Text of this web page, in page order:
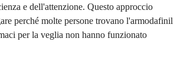
e dell'attenzione. Questo approccio
perché molte persone trovano l'armodafinil
per la veglia non hanno funzionato